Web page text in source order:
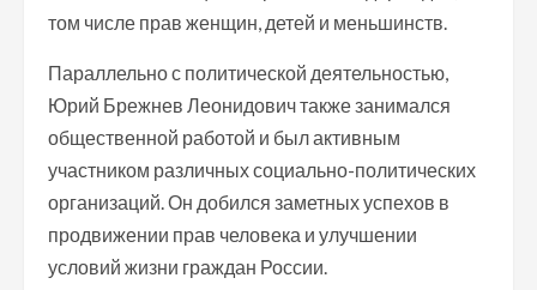
том числе прав женщин, детей и меньшинств.
Параллельно с политической деятельностью,
Юрий Брежнев Леонидович также занимался
общественной работой и был активным
участником различных социально-политических
организаций. Он добился заметных успехов в
продвижении прав человека и улучшении
условий жизни граждан России.